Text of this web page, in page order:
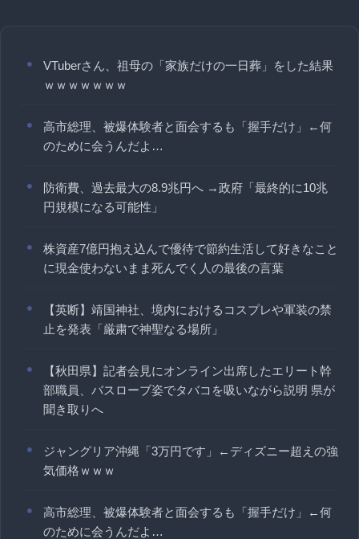
VTuberさん、祖母の「家族だけの一日葬」をした結果
ｗｗｗｗｗｗｗ
高市総理、被爆体験者と面会するも「握手だけ」←何
のために会うんだよ…
防衛費、過去最大の8.9兆円へ →政府「最終的に10兆
円規模になる可能性」
株資産7億円抱え込んで優待で節約生活して好きなこと
に現金使わないまま死んでく人の最後の言葉
【英断】靖国神社、境内におけるコスプレや軍装の禁
止を発表「厳粛で神聖なる場所」
【秋田県】記者会見にオンライン出席したエリート幹
部職員、バスローブ姿でタバコを吸いながら説明 県が
聞き取りへ
ジャングリア沖縄「3万円です」←ディズニー超えの強
気価格ｗｗｗ
高市総理、被爆体験者と面会するも「握手だけ」←何
のために会うんだよ…